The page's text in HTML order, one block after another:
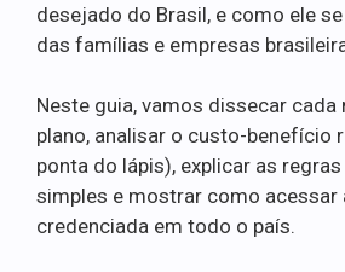
desejado do Brasil, e como ele
das famílias e empresas
Neste guia, vamos dissecar
plano, analisar o custo-benefício
ponta do lápis), explicar as
simples e mostrar como acessar
credenciada em todo o país.